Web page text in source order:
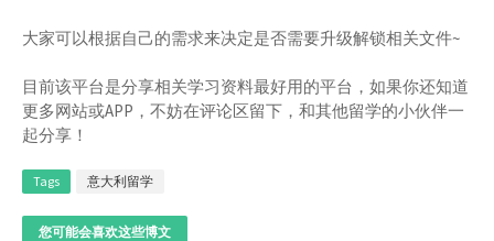
大家可以根据自己的需求来决定是否需要升级解锁相关文件~
目前该平台是分享相关学习资料最好用的平台，如果你还知道
更多网站或APP，不妨在评论区留下，和其他留学的小伙伴一
起分享！
Tags 意大利留学
您可能会喜欢这些博文